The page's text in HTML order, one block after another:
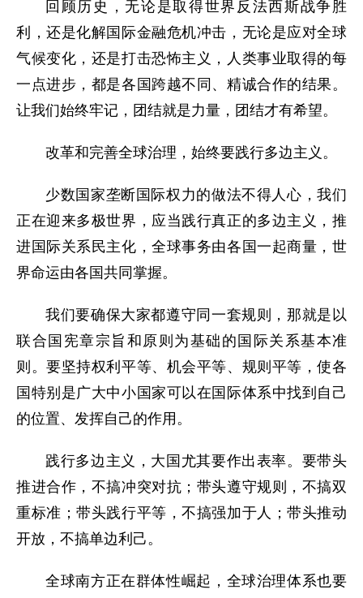
回顾历史，无论是取得世界反法西斯战争胜
利，还是化解国际金融危机冲击，无论是应对全球
气候变化，还是打击恐怖主义，人类事业取得的每
一点进步，都是各国跨越不同、精诚合作的结果。
让我们始终牢记，团结就是力量，团结才有希望。
改革和完善全球治理，始终要践行多边主义。
少数国家垄断国际权力的做法不得人心，我们
正在迎来多极世界，应当践行真正的多边主义，推
进国际关系民主化，全球事务由各国一起商量，世
界命运由各国共同掌握。
我们要确保大家都遵守同一套规则，那就是以
联合国宪章宗旨和原则为基础的国际关系基本准
则。要坚持权利平等、机会平等、规则平等，使各
国特别是广大中小国家可以在国际体系中找到自己
的位置、发挥自己的作用。
践行多边主义，大国尤其要作出表率。要带头
推进合作，不搞冲突对抗；带头遵守规则，不搞双
重标准；带头践行平等，不搞强加于人；带头推动
开放，不搞单边利己。
全球南方正在群体性崛起，全球治理体系也要